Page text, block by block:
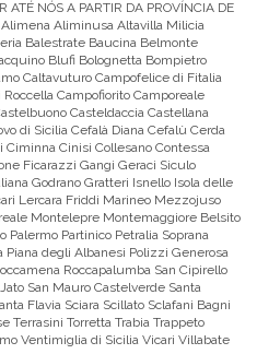
ATÉ NÓS A PARTIR DA PROVÍNCIA DE
Aliminusa Altavilla Milicia
Balestrate Baucina Belmonte
Blufi Bolognetta Bompietro
Caltavuturo Campofelice di Fitalia
Campofiorito Camporeale
Casteldaccia Castellana
di Sicilia Cefalà Diana Cefalù Cerda
Ciminna Cinisi Collesano Contessa
Ficarazzi Gangi Geraci Siculo
Godrano Gratteri Isnello Isola delle
Lercara Friddi Marineo Mezzojuso
Montelepre Montemaggiore Belsito
Palermo Partinico Petralia Soprana
Piana degli Albanesi Polizzi Generosa
Roccapalumba San Cipirello
San Mauro Castelverde Santa
Flavia Sciara Scillato Sclafani Bagni
Terrasini Torretta Trabia Trappeto
Ventimiglia di Sicilia Vicari Villabate